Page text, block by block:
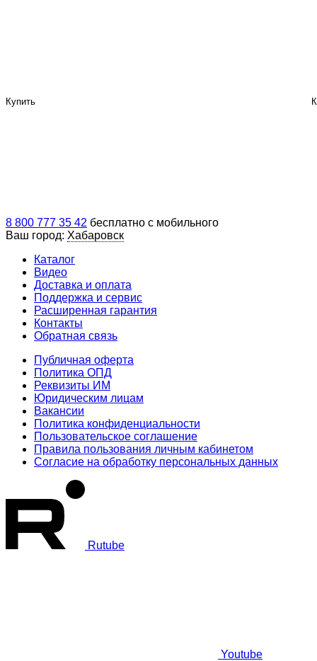
Купить
8 800 777 35 42 бесплатно с мобильного
Ваш город: Хабаровск
Каталог
Видео
Доставка и оплата
Поддержка и сервис
Расширенная гарантия
Контакты
Обратная связь
Публичная оферта
Политика ОПД
Реквизиты ИМ
Юридическим лицам
Вакансии
Политика конфиденциальности
Пользовательское соглашение
Правила пользования личным кабинетом
Согласие на обработку персональных данных
Rutube
Youtube